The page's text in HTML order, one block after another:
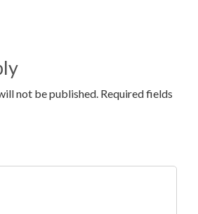
not be published. Required fields